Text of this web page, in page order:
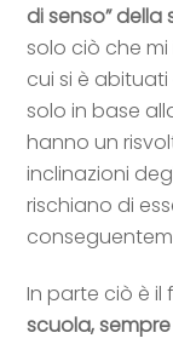
di senso” della
solo ciò che
cui si è
solo in base
hanno un
inclinazioni
rischiano di
In parte ciò è il
scuola,